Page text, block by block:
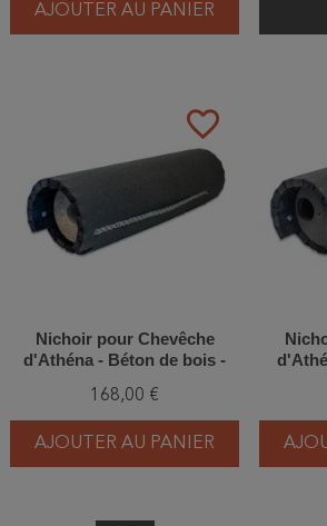
AJOUTER AU PANIER
favorite_border
Nichoir pour Chevêche
d'Athéna - Béton de bois -
168,00 €
AJOUTER AU PANIER
de bois